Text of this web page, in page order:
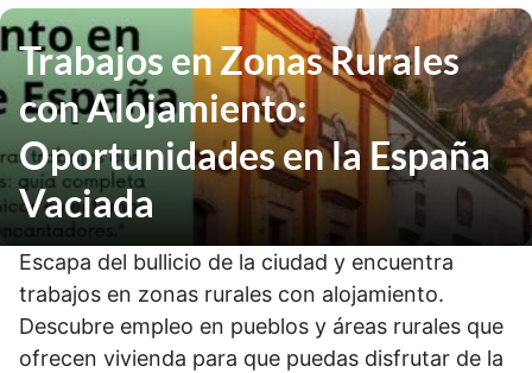
Trabajos en Zonas Rurales
con Alojamiento:
Oportunidades en la España
Vaciada
Escapa del bullicio de la ciudad y encuentra
trabajos en zonas rurales con alojamiento.
Descubre empleo en pueblos y áreas rurales que
ofrecen vivienda para que puedas disfrutar de la